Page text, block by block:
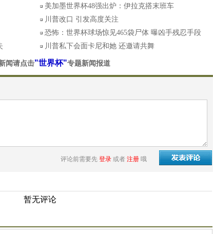
美加墨世界杯48强出炉：伊拉克搭末班车
川普改口 引发高度关注
恐怖：世界杯球场惊见465袋尸体 曝凶手残忍手段
川普私下会面卡尼和她 还邀请共舞
闻请点击"世界杯"专题新闻报道
评论前需要先 登录 或者 注册 哦
暂无评论